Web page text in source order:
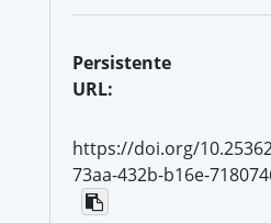
Persistente
URL:
https://doi.org/
73aa-432b-b16e-